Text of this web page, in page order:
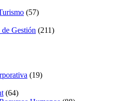
(57)
Gestión (211)
(19)
(64)